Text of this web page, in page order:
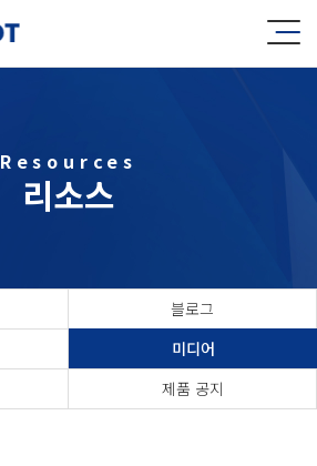
Resources
리소스
블로그
미디어
제품 공지